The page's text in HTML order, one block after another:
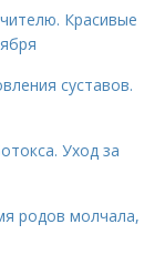
Красивые
суставов.
Уход за
родов молчала,